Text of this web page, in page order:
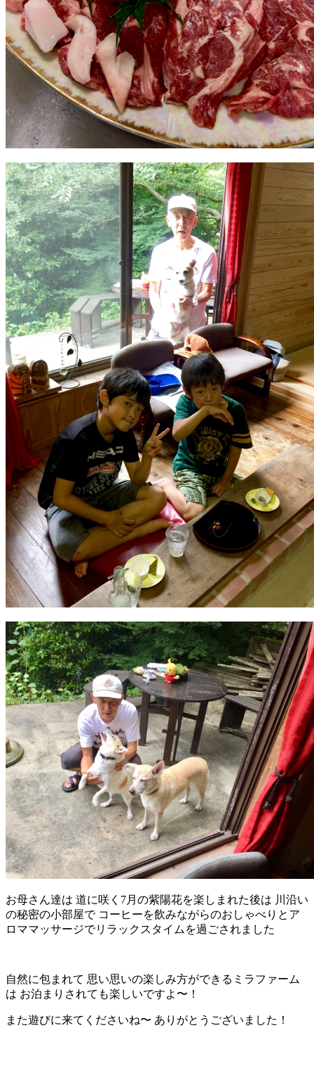
お母さん達は 道に咲く7月の紫陽花を楽しまれた後は 川沿い
の秘密の小部屋で コーヒーを飲みながらのおしゃべりとア
ロママッサージでリラックスタイムを過ごされました
自然に包まれて 思い思いの楽しみ方ができるミラファーム
は お泊まりされても楽しいですよ〜！
また遊びに来てくださいね〜 ありがとうございました！